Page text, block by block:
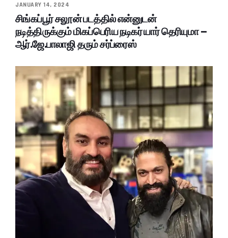
JANUARY 14, 2024
சிங்கப்பூர் சலூன் படத்தில் என்னுடன்
நடித்திருக்கும் மிகப்பெரிய நடிகர் யார் தெரியுமா –
ஆர்.ஜே.பாலாஜி தரும் சர்ப்ரைஸ்